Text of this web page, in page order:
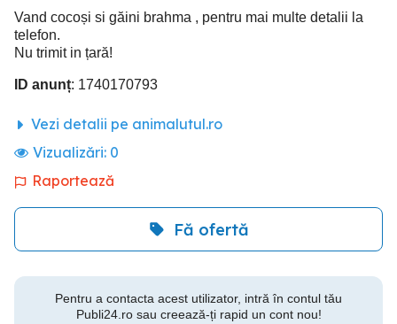
Vand cocoși si găini brahma , pentru mai multe detalii la
telefon.
Nu trimit in țară!
ID anunț: 1740170793
Vezi detalii pe animalutul.ro
Vizualizări: 0
Raportează
Fă ofertă
Pentru a contacta acest utilizator, intră în contul tău
Publi24.ro sau creează-ți rapid un cont nou!